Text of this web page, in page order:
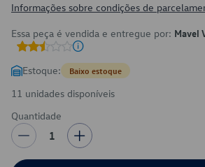
Informações sobre condições de
Essa peça é vendida e entregue por: Mavel
Estoque: Baixo estoque
11 unidades disponíveis
Quantidade
1